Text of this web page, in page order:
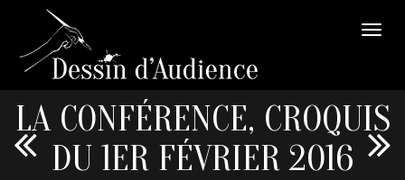
LA CONFÉRENCE, CROQUIS
DU 1ER FÉVRIER 2016